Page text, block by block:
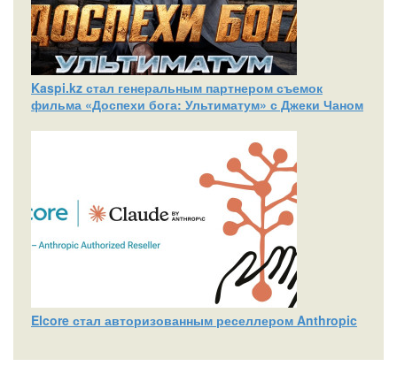
Kaspi.kz стал генеральным партнером съемок
фильма «Доспехи бога: Ультиматум» с Джеки Чаном
Elcore стал авторизованным реселлером Anthropic